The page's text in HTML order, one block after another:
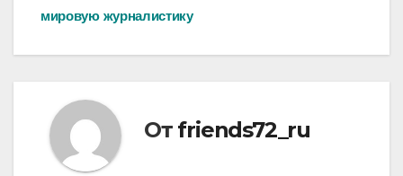
мировую журналистику
От friends72_ru